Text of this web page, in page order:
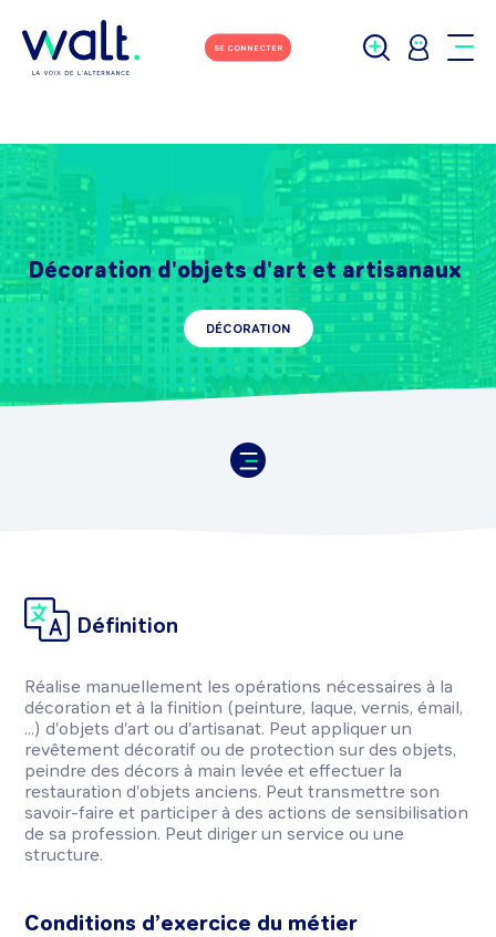
SE CONNECTER
Décoration d'objets d'art et artisanaux
DÉCORATION
Définition
Réalise manuellement les opérations nécessaires à la
décoration et à la finition (peinture, laque, vernis, émail,
...) d'objets d'art ou d'artisanat. Peut appliquer un
revêtement décoratif ou de protection sur des objets,
peindre des décors à main levée et effectuer la
restauration d'objets anciens. Peut transmettre son
savoir-faire et participer à des actions de sensibilisation
de sa profession. Peut diriger un service ou une
structure.
Conditions d’exercice du métier